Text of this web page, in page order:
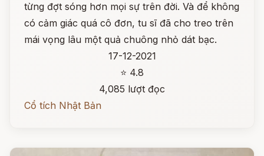
từng đợt sóng hơn mọi sự trên đời. Và để không
có cảm giác quá cô đơn, tu sĩ đã cho treo trên
mái vọng lâu một quả chuông nhỏ dát bạc.
17-12-2021
⭐ 4.8
4,085 lượt đọc
Cổ tích Nhật Bản